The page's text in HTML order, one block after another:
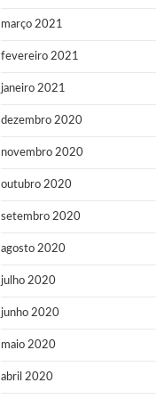
março 2021
fevereiro 2021
janeiro 2021
dezembro 2020
novembro 2020
outubro 2020
setembro 2020
agosto 2020
julho 2020
junho 2020
maio 2020
abril 2020